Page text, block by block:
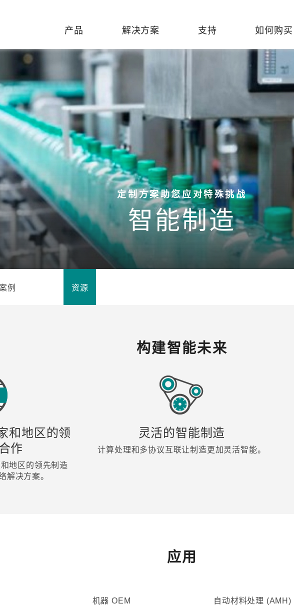
产品
工业网络基础设施
以太网交换机
安全路由器
无线 AP/网桥/客户端
蜂窝网关/路由器/调制解调器
以太网接口转换器
网络管理软件
安全远程访问
网络安全产品
串口转换器
协议网关
USB 转串口转换器/USB 集线
器
多串口卡
控制器和远程 I/O
OPC UA 软件
解决方案
行业聚焦
智能制造
电力
海事
综合管廊 机场
热门
凭
技术新知
时间敏感网络 (TSN)
单对以太网 (SPE)
支持
产品支持
软件&文档
产品 FAQs
安全公告
软件许可证管理
产品生命周期管理政策
保修条款
您仍需其他帮助？ 联系我们
如何购买
联系我们
邮件联系销售代表
关于我们
公司简介
缘起与创新
可持续发展
核心价值观与行为准则
职业发展
新闻与活动
有害物质合规政策
Moxa 致力实践绿色产品政
策，确保产品和服务全面符合
国际绿色产品规范。
了解更多
定制方案助您应对特殊挑战
智能制造
例 资源
构建智能未来
和地区的领
作
地区的领先制造
解决方案。
灵活的智能制造
计算处理和多协议互联让制造更加灵活智能。
应用
机器 OEM 自动材料处理 (AMH)